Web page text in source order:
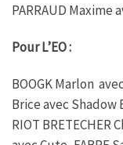
PARRAUD Maxime
Pour L’EO :
BOOGK Marlon
Brice avec Shadow
RIOT BRETECHER